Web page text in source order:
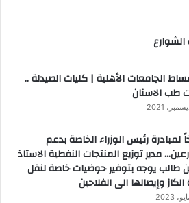
الجامعات الأهلية | كليات الصيدلة ..
طب الاسنان
لمبادرة رئيس الوزراء الخاصة بدعم
مدير توزيع المنتجات النفطية الاستاذ
طالب يوجه بتوفير حوضيات خاصة لنقل
وإيصالها الى الفلاحين